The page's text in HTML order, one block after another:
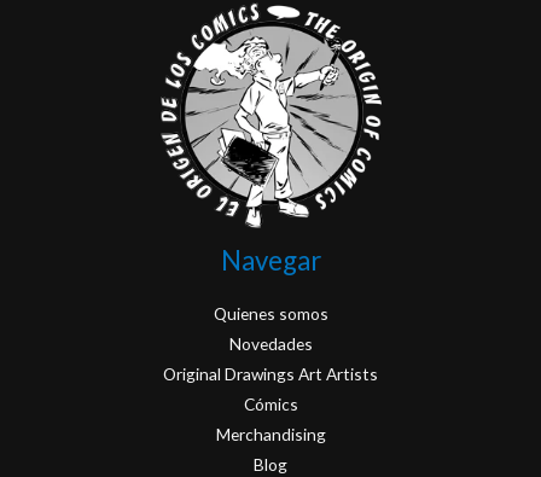
Navegar
Quienes somos
Novedades
Original Drawings Art Artists
Cómics
Merchandising
Blog